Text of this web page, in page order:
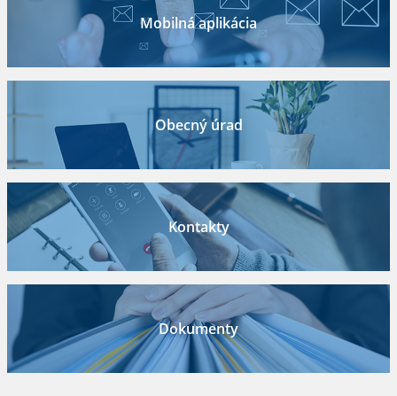
Mobilná aplikácia
Obecný úrad
Kontakty
Dokumenty